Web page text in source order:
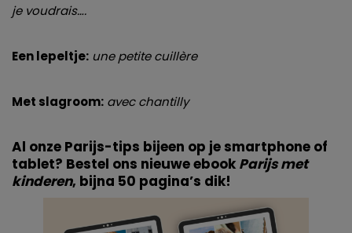
van derde partijen om gepersonaliseerde advertenties te
voorkeuren af te stemmen. Je kunt je voorkeuren
doorgaan’ dan ga je akkoord met het gebruik van alle
Merci!
je voudrais….
Een lepeltje: une petite cuillère
Met slagroom: avec chantilly
Al onze Parijs-tips bijeen op je smartphone of
tablet? Bestel ons nieuweebook Parijs met
kinderen, bijna 50 pagina’s dik!